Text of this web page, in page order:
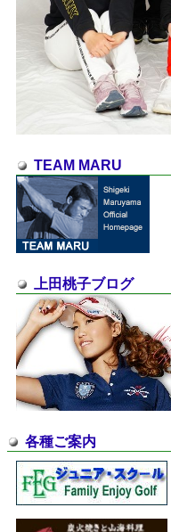
TEAM MARU
上田桃子ブログ
各種ご案内